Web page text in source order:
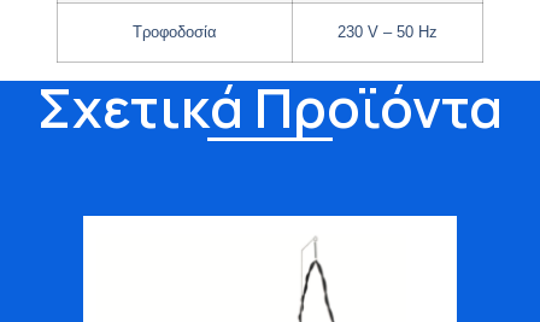
Τροφοδοσία 230 V – 50 Hz
Σχετικά Προϊόντα